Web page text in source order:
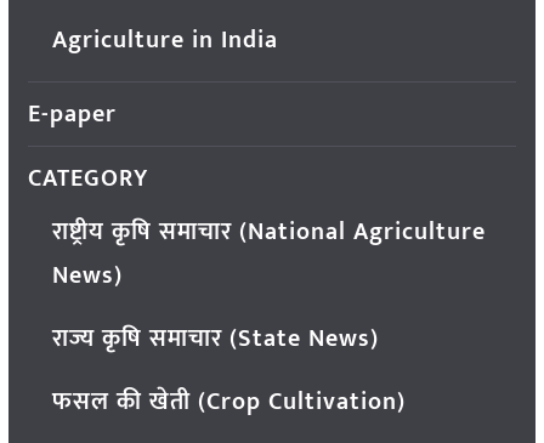
Agriculture in India
E-paper
CATEGORY
राष्ट्रीय कृषि समाचार (National Agriculture
News)
राज्य कृषि समाचार (State News)
फसल की खेती (Crop Cultivation)